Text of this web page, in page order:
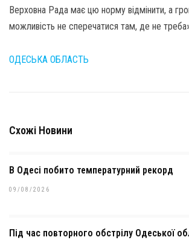
Верховна Рада має цю норму відмінити, а
можливість не сперечатися там, де не
ОДЕСЬКА ОБЛАСТЬ
Схожі Новини
В Одесі побито температурний рекорд
09/08/2026
Під час повторного обстрілу Одеської